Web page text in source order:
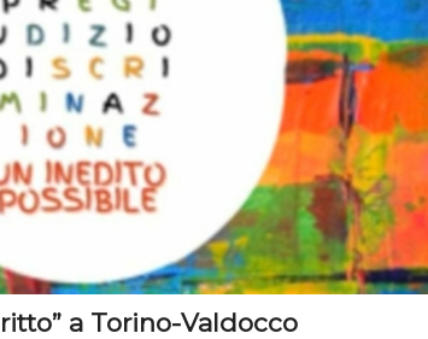
a Torino-Valdocco